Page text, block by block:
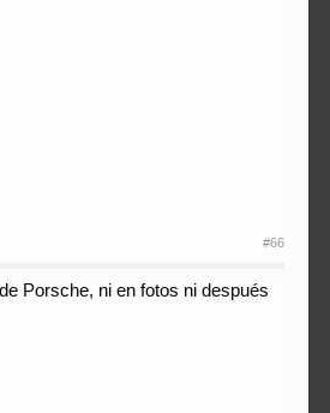
#66
Porsche, ni en fotos ni después